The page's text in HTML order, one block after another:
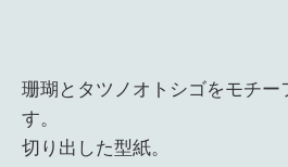
珊瑚とタツノオトシゴをモチ
す。
切り出した型紙。